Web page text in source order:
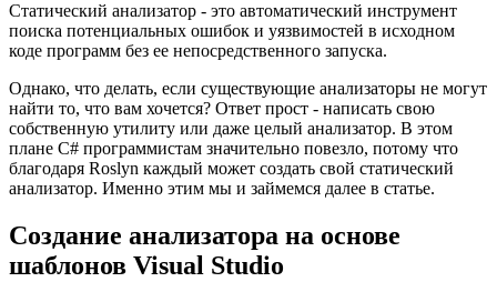
Статический анализатор - это автоматический инструмент
поиска потенциальных ошибок и уязвимостей в исходном
коде программ без ее непосредственного запуска.
Однако, что делать, если существующие анализаторы не могут
найти то, что вам хочется? Ответ прост - написать свою
собственную утилиту или даже целый анализатор. В этом
плане C# программистам значительно повезло, потому что
благодаря Roslyn каждый может создать свой статический
анализатор. Именно этим мы и займемся далее в статье.
Создание анализатора на основе
шаблонов Visual Studio